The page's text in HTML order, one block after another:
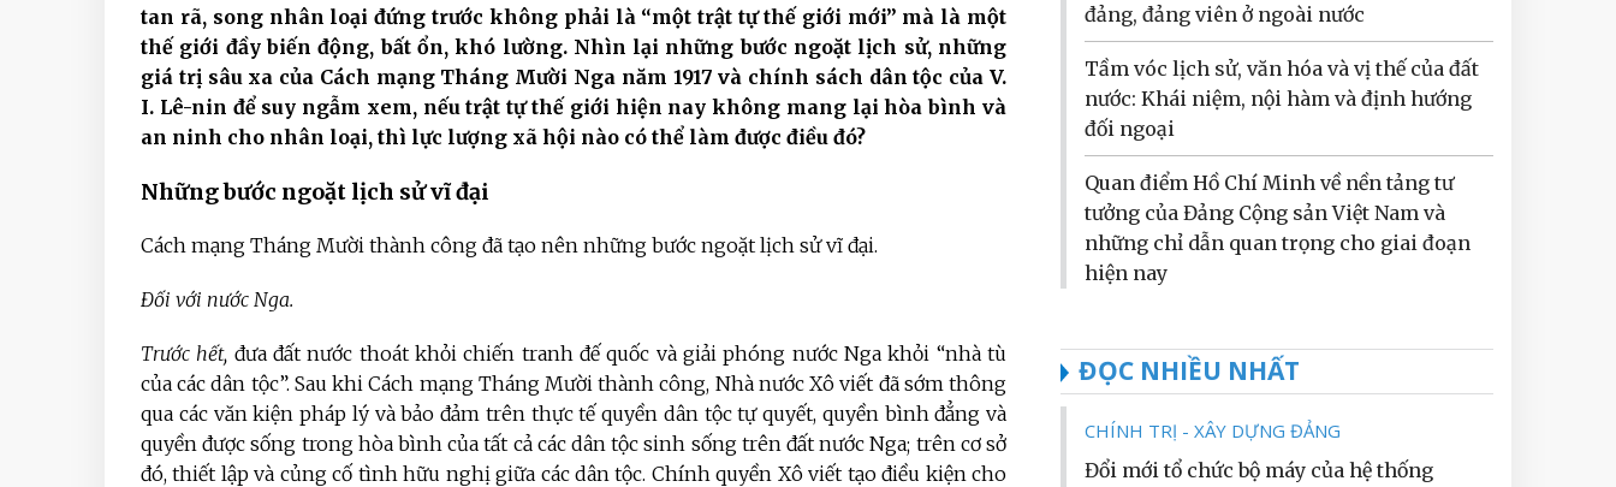
tan rã, song nhân loại đứng trước không phải là “một trật tự thế giới mới” mà là một
thế giới đầy biến động, bất ổn, khó lường. Nhìn lại những bước ngoặt lịch sử, những
giá trị sâu xa của Cách mạng Tháng Mười Nga năm 1917 và chính sách dân tộc của V.
I. Lê-nin để suy ngẫm xem, nếu trật tự thế giới hiện nay không mang lại hòa bình và
an ninh cho nhân loại, thì lực lượng xã hội nào có thể làm được điều đó?
Những bước ngoặt lịch sử vĩ đại
Cách mạng Tháng Mười thành công đã tạo nên những bước ngoặt lịch sử vĩ đại.
Đối với nước Nga.
Trước hết, đưa đất nước thoát khỏi chiến tranh đế quốc và giải phóng nước Nga khỏi “nhà tù
của các dân tộc”. Sau khi Cách mạng Tháng Mười thành công, Nhà nước Xô viết đã sớm thông
qua các văn kiện pháp lý và bảo đảm trên thực tế quyền dân tộc tự quyết, quyền bình đẳng và
quyền được sống trong hòa bình của tất cả các dân tộc sinh sống trên đất nước Nga; trên cơ sở
đó, thiết lập và củng cố tình hữu nghị giữa các dân tộc. Chính quyền Xô viết tạo điều kiện cho
đảng, đảng viên ở ngoài nước
Tầm vóc lịch sử, văn hóa và vị thế của đất
nước: Khái niệm, nội hàm và định hướng
đối ngoại
Quan điểm Hồ Chí Minh về nền tảng tư
tưởng của Đảng Cộng sản Việt Nam và
những chỉ dẫn quan trọng cho giai đoạn
hiện nay
ĐỌC NHIỀU NHẤT
CHÍNH TRỊ - XÂY DỰNG ĐẢNG
Đổi mới tổ chức bộ máy của hệ thống